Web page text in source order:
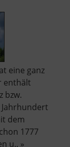
eine ganz
enthält
bzw.
dem
1777
u.. »